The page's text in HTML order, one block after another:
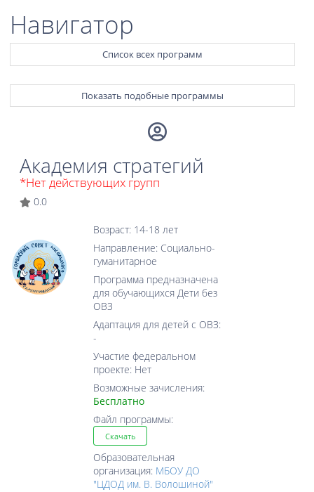
Навигатор
Список всех программ
Показать подобные программы
Академия стратегий
*Нет действующих групп
0.0
Возраст: 14-18 лет
Направление: Социально-
гуманитарное
Программа предназначена
для обучающихся Дети без
ОВЗ
Адаптация для детей с ОВЗ:
-
Участие федеральном
проекте: Нет
Возможные зачисления:
Бесплатно
Файл программы:
Скачать
Образовательная
организация: МБОУ ДО
"ЦДОД им. В. Волошиной"